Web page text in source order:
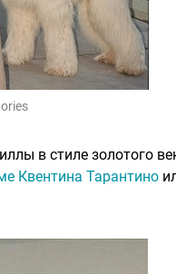
в стиле золотого
Квентина Тарантино